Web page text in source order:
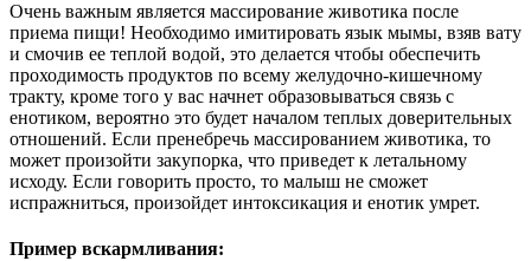
Очень важным является массирование животика после
приема пищи! Необходимо имитировать язык мымы, взяв вату
и смочив ее теплой водой, это делается чтобы обеспечить
проходимость продуктов по всему желудочно-кишечному
тракту, кроме того у вас начнет образовываться связь с
енотиком, вероятно это будет началом теплых доверительных
отношений. Если пренебречь массированием животика, то
может произойти закупорка, что приведет к летальному
исходу. Если говорить просто, то малыш не сможет
испражниться, произойдет интоксикация и енотик умрет.
Пример вскармливания: